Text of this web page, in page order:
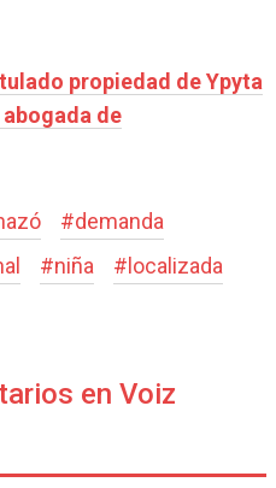
propiedad de Ypyta
de
#demanda
#niña # localizada
en Voiz